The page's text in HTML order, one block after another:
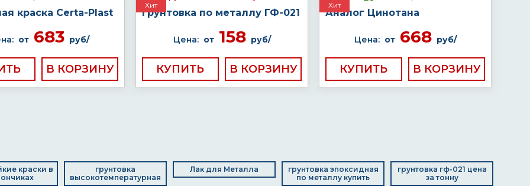
краска Certa-Plast
от683 руб/
Хит
Грунтовка по металлу ГФ-021
Цена: от158 руб/
КУПИТЬ
Хит
Аналог Цинотана
Цена: от668 руб/
КУПИТЬ
краски в
грунтовка
высокотемпературная
Лак для Металла
грунтовка эпоксидная
по металлу купить
грунтовка гф-021 цена
за тонну